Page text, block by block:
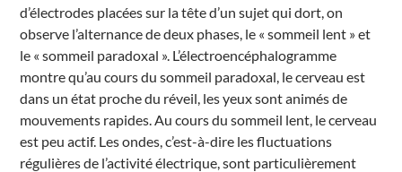
d’électrodes placées sur la tête d’un sujet qui dort, on
observe l’alternance de deux phases, le « sommeil lent » et
le « sommeil paradoxal ». L’électroencéphalogramme
montre qu’au cours du sommeil paradoxal, le cerveau est
dans un état proche du réveil, les yeux sont animés de
mouvements rapides. Au cours du sommeil lent, le cerveau
est peu actif. Les ondes, c’est-à-dire les fluctuations
régulières de l’activité électrique, sont particulièrement